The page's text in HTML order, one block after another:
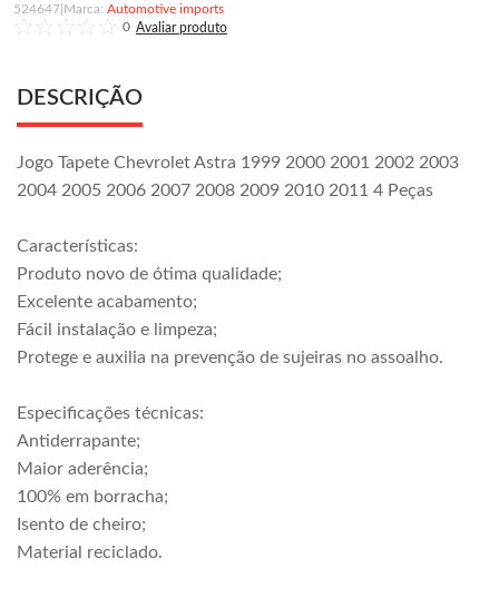
524647
Automotive imports
0
DESCRIÇÃO
Jogo Tapete Chevrolet Astra 1999 2000 2001 2002 2003
2004 2005 2006 2007 2008 2009 2010 2011 4 Peças
Características:
Produto novo de ótima qualidade;
Excelente acabamento;
Fácil instalação e limpeza;
Protege e auxilia na prevenção de sujeiras no assoalho.
Especificações técnicas:
Antiderrapante;
Maior aderência;
100% em borracha;
Isento de cheiro;
Material reciclado.